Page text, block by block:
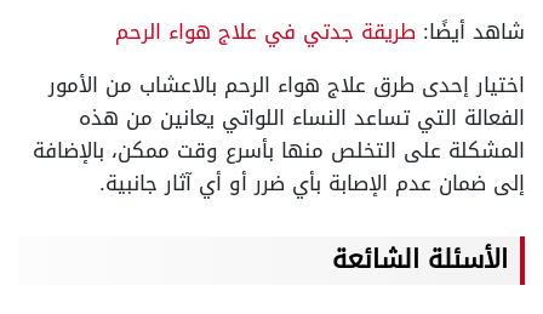
شاهد أيضًا: طريقة جدتي في علاج هواء الرحم
اختيار إحدى طرق علاج هواء الرحم بالاعشاب من الأمور
الفعالة التي تساعد النساء اللواتي يعانين من هذه
المشكلة على التخلص منها بأسرع وقت ممكن، بالإضافة
إلى ضمان عدم الإصابة بأي ضرر أو أي آثار جانبية.
الأسئلة الشائعة